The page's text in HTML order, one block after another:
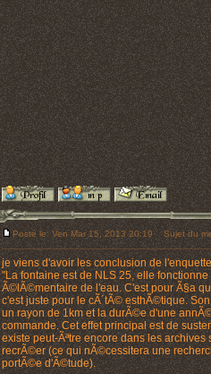
Posté le: Ven Mar 15, 2013 20:19 Sujet du
je viens d'avoir les conclusion de
"La fontaine est de NLS 25, elle
Ã©lÃ©mentaire de l'eau. C'est pour Ã§a
c'est juste pour le cÃ´tÃ© esthÃ©tique.
un rayon de 1km et la durÃ©e d'une
commande. Cet effet principal est de
existe peut-Ãªtre encore dans les
recrÃ©er (ce qui nÃ©cessitera une
portÃ©e d'Ã©tude).